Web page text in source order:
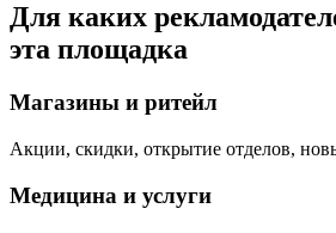
Для каких
эта площадка
Магазины и ритейл
Акции, скидки, открытие отделов,
Медицина и услуги